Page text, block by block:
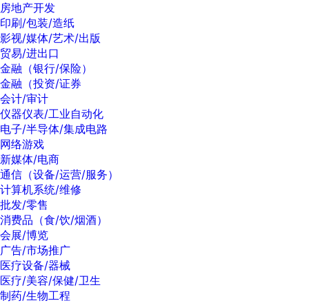
房地产开发
印刷/包装/造纸
影视/媒体/艺术/出版
贸易/进出口
金融（银行/保险）
金融（投资/证券
会计/审计
仪器仪表/工业自动化
电子/半导体/集成电路
网络游戏
新媒体/电商
通信（设备/运营/服务）
计算机系统/维修
批发/零售
消费品（食/饮/烟酒）
会展/博览
广告/市场推广
医疗设备/器械
医疗/美容/保健/卫生
制药/生物工程